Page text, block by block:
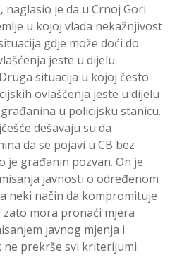
naglasio je da u Crnoj Gori
u kojoj vlada nekažnjivost
gdje može doći do
jeste u dijelu
situacija u kojoj često
ovlašćenja jeste u dijelu
u policijsku stanicu.
dešavaju su da
da se pojavi u CB bez
je građanin pozvan. On je
javnosti o određenom
neki način da kompromituje
mora pronaći mjera
javnog mjenja i
ne prekrše svi kriterijumi